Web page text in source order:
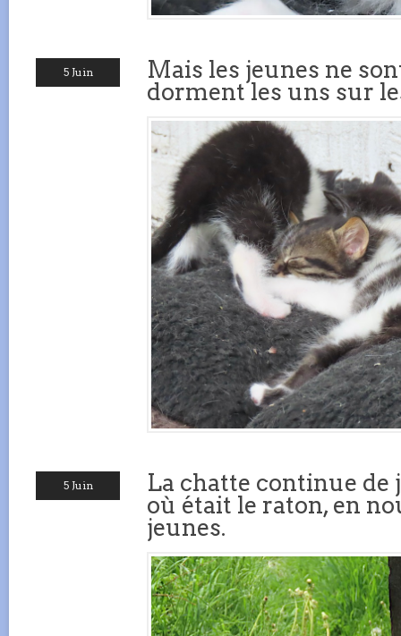
5 Juin
Mais les jeunes ne
dorment les uns sur
5 Juin
La chatte continue
où était le raton, en
jeunes.